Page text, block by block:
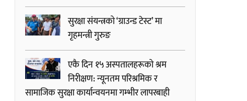
सुरक्षा संयन्त्रको ‘ग्राउन्ड टेस्ट’ मा
गृहमन्त्री गुरुङ
एकै दिन १५ अस्पतालहरूको श्रम
निरीक्षण: न्यूनतम परिश्रमिक र
सामाजिक सुरक्षा कार्यान्वयनमा गम्भीर लापरबाही